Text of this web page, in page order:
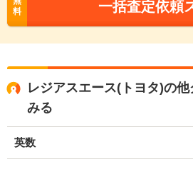
料
一括査定依頼
レジアスエース(トヨタ)の
みる
英数